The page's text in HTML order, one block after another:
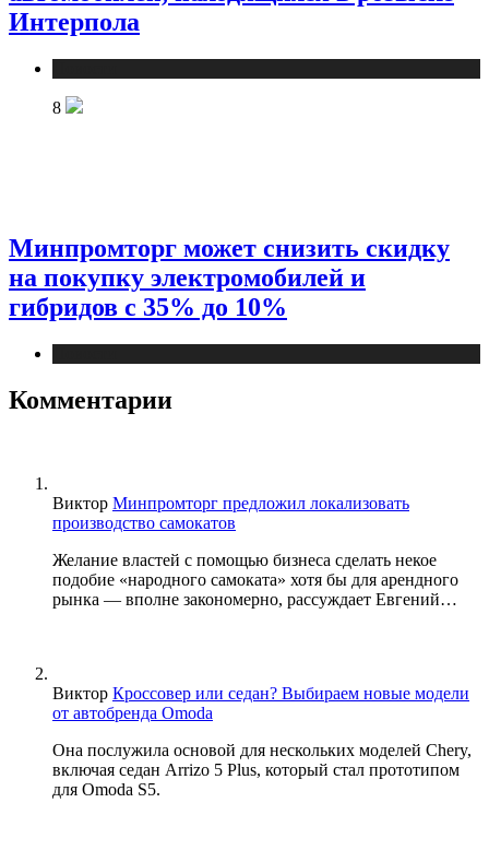
Интерпола
8
Минпромторг может снизить скидку
на покупку электромобилей и
гибридов с 35% до 10%
Комментарии
Виктор Минпромторг предложил локализовать
производство самокатов
Желание властей с помощью бизнеса сделать некое
подобие «народного самоката» хотя бы для арендного
рынка — вполне закономерно, рассуждает Евгений…
Виктор Кроссовер или седан? Выбираем новые модели
от автобренда Omoda
Она послужила основой для нескольких моделей Chery,
включая седан Arrizo 5 Plus, который стал прототипом
для Omoda S5.